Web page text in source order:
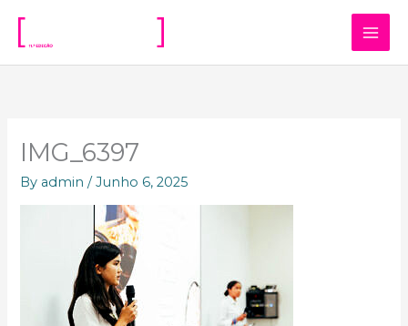
content
IMG_6397
By admin/Junho 6, 2025